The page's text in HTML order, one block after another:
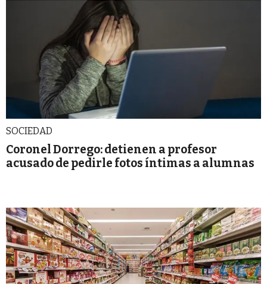
SOCIEDAD
Coronel Dorrego: detienen a profesor
acusado de pedirle fotos íntimas a alumnas